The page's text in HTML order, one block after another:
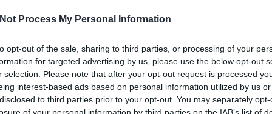
Process My Personal Information
opt-out of the sale, sharing to third parties, or processing of your
for targeted advertising by us, please use the below opt-out
selection. Please note that after your opt-out request is processed
interest-based ads based on personal information utilized by us
to third parties prior to your opt-out. You may separately
a blog életében: elértük a 30 ezer követőt
játékot hirdettünk. Arra kértünk benneteket,
ezúttal ti mondjátok meg, miért lehet